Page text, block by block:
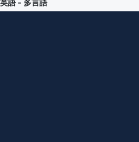
英語 - 多言語